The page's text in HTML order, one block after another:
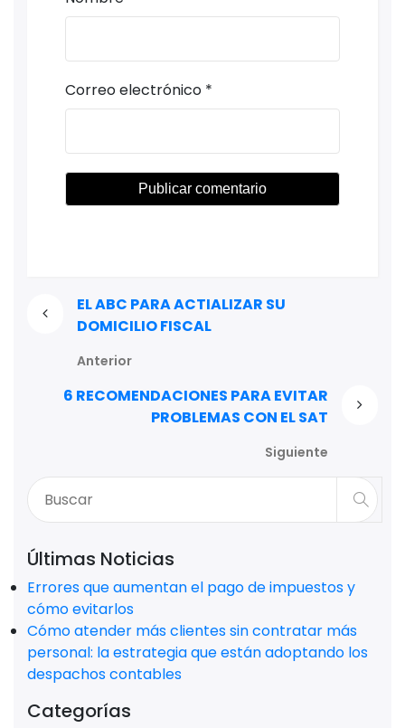
Correo electrónico *
EL ABC PARA ACTIALIZAR SU
DOMICILIO FISCAL
Anterior
6 RECOMENDACIONES PARA EVITAR
PROBLEMAS CON EL SAT
Siguiente
Últimas Noticias
Errores que aumentan el pago de impuestos y
cómo evitarlos
Cómo atender más clientes sin contratar más
personal: la estrategia que están adoptando los
despachos contables
Categorías